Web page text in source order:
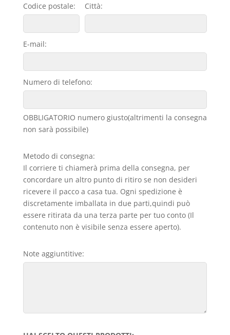
Codice postale: Città:
E-mail:
Numero di telefono:
OBBLIGATORIO numero giusto(altrimenti la consegna
non sarà possibile)
Metodo di consegna:
Il corriere ti chiamerà prima della consegna, per
concordare un altro punto di ritiro se non desideri
ricevere il pacco a casa tua. Ogni spedizione è
discretamente imballata in due parti,quindi può
essere ritirata da una terza parte per tuo conto (Il
contenuto non è visibile senza essere aperto).
Note aggiuntitive: